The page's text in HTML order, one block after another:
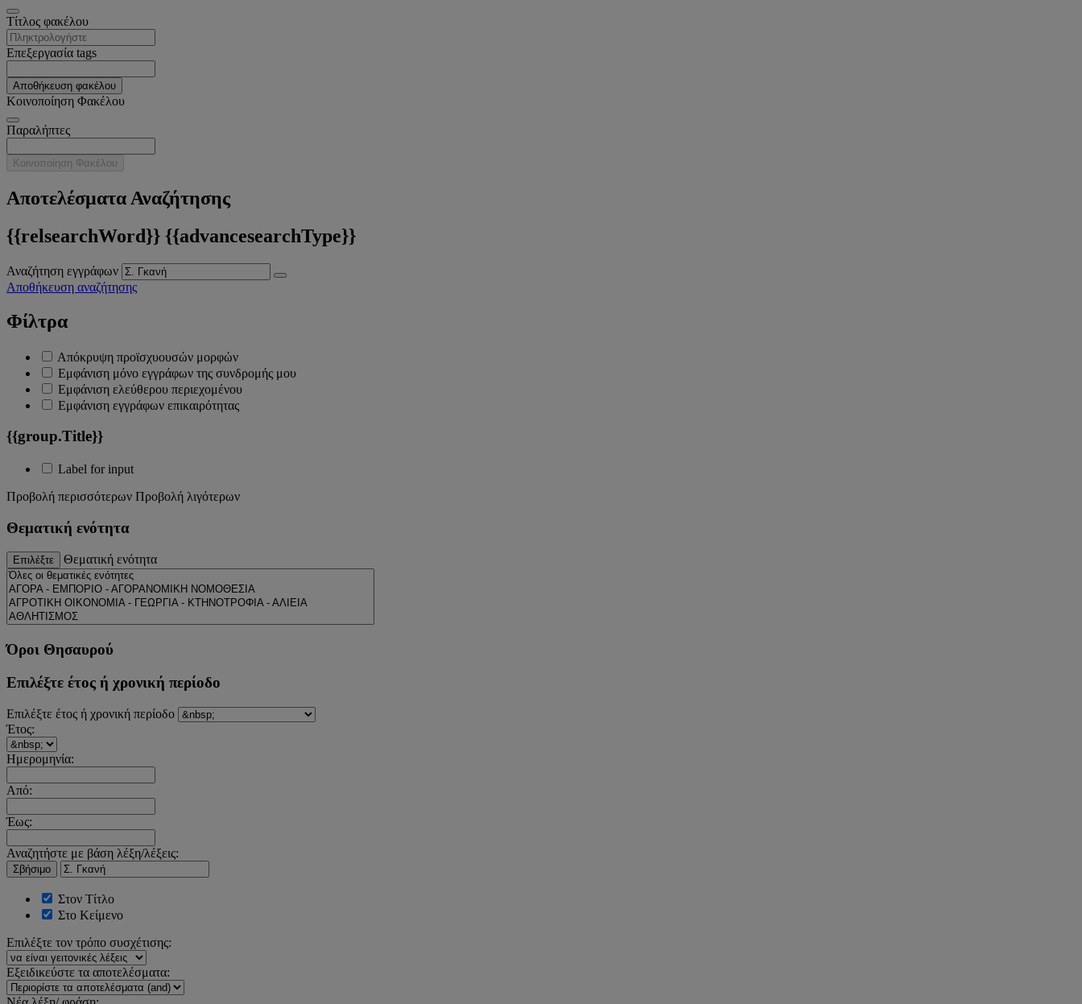
Tίτλος φακέλου
Επεξεργασία tags
Αποθήκευση φακέλου
Κοινοποίηση Φακέλου
Παραλήπτες
Κοινοποίηση Φακέλου
Αποτελέσματα Αναζήτησης
{{relsearchWord}} {{advancesearchType}}
Αναζήτηση εγγράφων
Αποθήκευση αναζήτησης
Φίλτρα
Απόκρυψη προϊσχυουσών μορφών
Εμφάνιση μόνο εγγράφων της συνδρομής μου
Εμφάνιση ελεύθερου περιεχομένου
Εμφάνιση εγγράφων επικαιρότητας
{{group.Title}}
Label for input
Προβολή περισσότερων Προβολή λιγότερων
Θεματική ενότητα
Επιλέξτε Θεματική ενότητα
Όροι Θησαυρού
Επιλέξτε έτος ή χρονική περίοδο
Επιλέξτε έτος ή χρονική περίοδο
Έτος:
Ημερομηνία:
Από:
Έως:
Αναζητήστε με βάση λέξη/λέξεις:
Σβήσιμο
Στον Τίτλο
Στο Κείμενο
Επιλέξτε τον τρόπο συσχέτισης:
Εξειδικεύστε τα αποτελέσματα: